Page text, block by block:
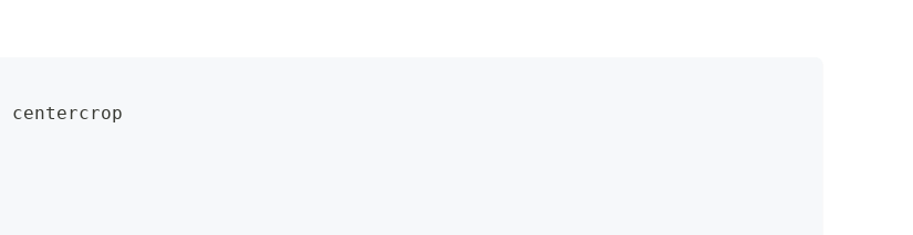
centercrop